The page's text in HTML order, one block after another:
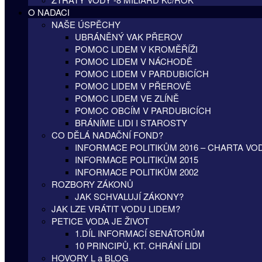
O NADACI
NAŠE ÚSPĚCHY
UBRÁNĚNÝ VAK PŘEROV
POMOC LIDEM V KROMĚŘÍŽI
POMOC LIDEM V NÁCHODĚ
POMOC LIDEM V PARDUBICÍCH
POMOC LIDEM V PŘEROVĚ
POMOC LIDEM VE ZLÍNĚ
POMOC OBCÍM V PARDUBICÍCH
BRÁNÍME LIDI I STAROSTY
CO DĚLÁ NADAČNÍ FOND?
INFORMACE POLITIKŮM 2016 – CHARTA
INFORMACE POLITIKŮM 2015
INFORMACE POLITIKŮM 2002
ROZBORY ZÁKONŮ
JAK SCHVALUJÍ ZÁKONY?
JAK LZE VRÁTIT VODU LIDEM?
PETICE VODA JE ŽIVOT
1.DÍL INFORMACÍ SENÁTORŮM
10 PRINCIPŮ, KT. CHRÁNÍ LIDI
HOVORY L a BLOG